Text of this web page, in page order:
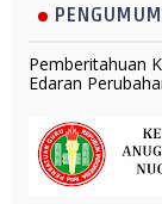
Pemberitahuan
Edaran